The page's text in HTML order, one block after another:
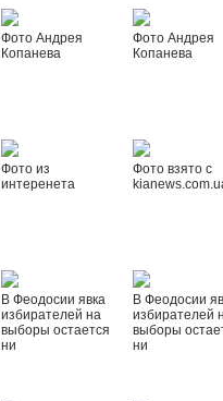
Фото Андрея
Копанева
Фото Андрея
Копанева
Фото из
интеренета
Фото взято с
В Феодосии явка
избирателей на
выборы остается
ни
В Феодосии
избирателей
выборы
ни